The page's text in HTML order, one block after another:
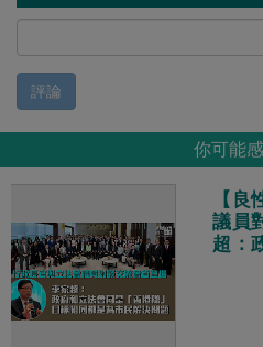
評論
你可能
【
議員
超：